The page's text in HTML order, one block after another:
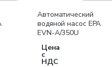
Бесплатная доставка
Автоматический
водяной насос EPA
EVN-A/350U
Цена
с
НДС